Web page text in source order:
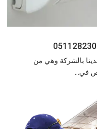
بالشركة وهي من
في...